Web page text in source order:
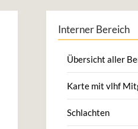
Interner Bereich
Übersicht aller
Karte mit vlhf
Schlachten